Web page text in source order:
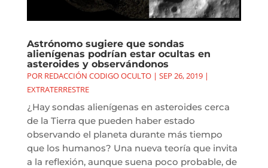
Astrónomo sugiere que sondas
alienígenas podrían estar ocultas en
asteroides y observándonos
POR REDACCIÓN CODIGO OCULTO| SEP 26, 2019|
EXTRATERRESTRE
¿Hay sondas alienígenas en asteroides cerca
de la Tierra que pueden haber estado
observando el planeta durante más tiempo
que los humanos? Una nueva teoría que invita
a la reflexión, aunque suena poco probable, de